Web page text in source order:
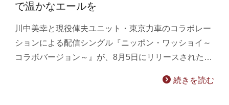
で温かなエールを
川中美幸と現役俥夫ユニット・東京力車のコラボレー
ションによる配信シングル『ニッポン・ワッショイ～
コラボバージョン～』が、8月5日にリリースされた…
続きを読む